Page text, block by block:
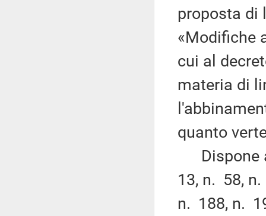
proposta di
«Modifiche
cui al
materia di
quanto
Dispone
13, n. 58,
n. 188, n.